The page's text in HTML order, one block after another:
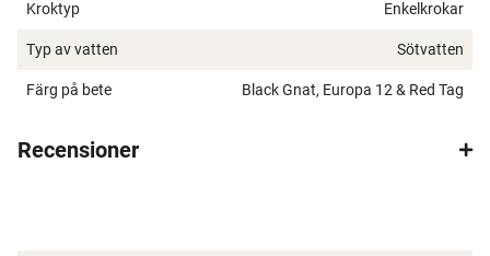
Kroktyp Enkelkrokar
Typ av vatten Sötvatten
Färg på bete Black Gnat, Europa 12 & Red Tag
Recensioner